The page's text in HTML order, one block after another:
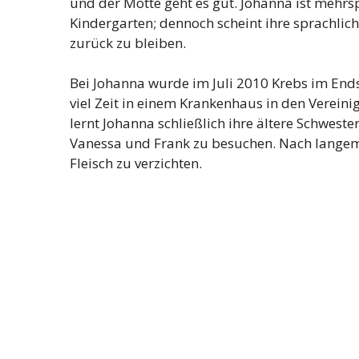
Kindergarten; dennoch scheint ihre
zurück zu bleiben.
Bei Johanna wurde im Juli 2010 Krebs im
viel Zeit in einem Krankenhaus in den
lernt Johanna schließlich ihre ältere
Vanessa und Frank zu besuchen. Nach
Fleisch zu verzichten.